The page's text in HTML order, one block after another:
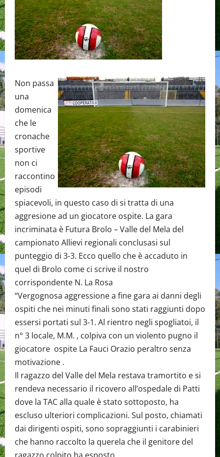
Non passa
una
domenica
che le
cronache
sportive
non ci
raccontino
episodi
spiacevoli, in questo caso di si tratta di una
aggresione ad un giocatore ospite. La gara
incriminata è Futura Brolo – Valle del Mela del
campionato Allievi regionali conclusasi sul
punteggio di 3-3. Ecco quello che è accaduto in
quel di Brolo come ci scrive il nostro
corrispondente N. La Rosa
“Vergognosa aggressione a fine gara ai danni degli
ospiti che nei minuti finali sono stati raggiunti dopo
essersi portati sul 3-1. Al rientro negli spogliatoi, il
n° 3 locale, M.M. , colpiva con un violento pugno il
giocatore ospite La Fauci Orazio peraltro senza
motivazione .
Il ragazzo del Valle del Mela restava tramortito e si
rendeva necessario il ricovero all’ospedale di Patti
dove la TAC alla quale è stato sottoposto, ha
escluso ulteriori complicazioni. Sul posto, chiamati
dai dirigenti ospiti, sono sopraggiunti i carabinieri
che hanno raccolto la querela che il genitore del